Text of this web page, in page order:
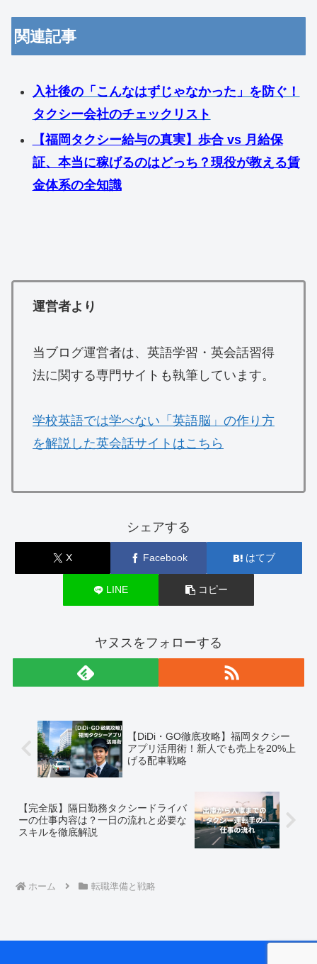
関連記事
入社後の「こんなはずじゃなかった」を防ぐ！
タクシー会社のチェックリスト
【福岡タクシー給与の真実】歩合 vs 月給保
証、本当に稼げるのはどっち？現役が教える賃
金体系の全知識
運営者より
当ブログ運営者は、英語学習・英会話習得
法に関する専門サイトも執筆しています。
学校英語では学べない「英語脳」の作り方
を解説した英会話サイトはこちら
シェアする
X Facebook はてブ
LINE コピー
ヤヌスをフォローする
【DiDi・GO徹底攻略】福岡タクシー
アプリ活用術！新人でも売上を20%上
げる配車戦略
【完全版】隔日勤務タクシードライバ
ーの仕事内容は？一日の流れと必要な
スキルを徹底解説
ホーム 転職準備と戦略